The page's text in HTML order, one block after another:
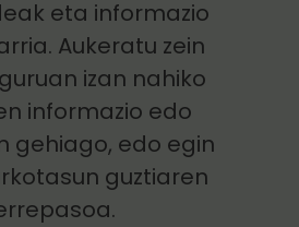
eta informazio
Aukeratu zein
izan nahiko
informazio edo
gehiago, edo egin
guztiaren